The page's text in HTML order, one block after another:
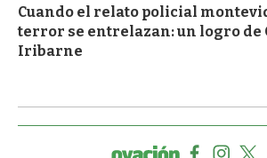
Cuando el relato policial
terror se entrelazan: un logro de
Iribarne